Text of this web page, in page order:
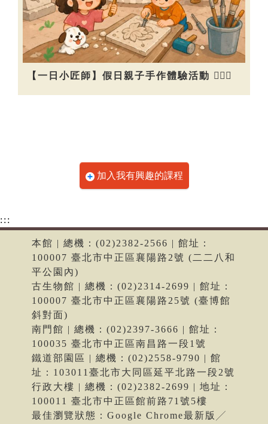
【一日小匠師】假日親子手作體驗活動 👷🏻‍♀️
加入我有興趣的課程
:::
本館 | 總機：(02)2382-2566 | 館址：
100007 臺北市中正區襄陽路2號 (二二八和
平公園內)
古生物館 | 總機：(02)2314-2699 | 館址：
100007 臺北市中正區襄陽路25號 (臺博館
斜對面)
南門館 | 總機：(02)2397-3666 | 館址：
100035 臺北市中正區南昌路一段1號
鐵道部園區 | 總機：(02)2558-9790 | 館
址：103011臺北市大同區延平北路一段2號
行政大樓 | 總機：(02)2382-2699 | 地址：
100011 臺北市中正區館前路71號5樓
最佳瀏覽狀態：Google Chrome最新版╱